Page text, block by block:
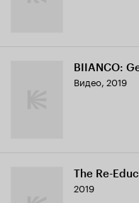
BIIANCO:
Видео, 2019
The Re-
2019